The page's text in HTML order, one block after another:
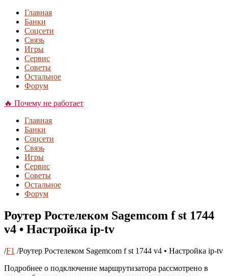
Главная
Банки
Соцсети
Связь
Игры
Сервис
Советы
Остальное
Форум
🔥 Почему не работает
Главная
Банки
Соцсети
Связь
Игры
Сервис
Советы
Остальное
Форум
Роутер Ростелеком Sagemcom f st 1744
v4 • Настройка ip-tv
/F1 /Роутер Ростелеком Sagemcom f st 1744 v4 • Настройка ip-tv
Подробнее о подключение маршрутизатора рассмотрено в